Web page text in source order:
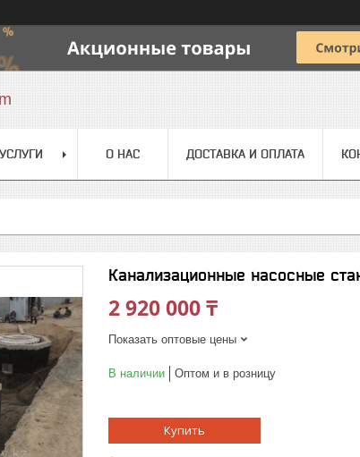
О НАС ДОСТАВКА И ОПЛАТА
Канализационные насосные
2 920 000 ₸
Показать оптовые цены
В наличии Оптом и в розницу
Купить